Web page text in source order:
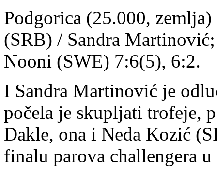
Podgorica (25.000,
(SRB) / Sandra
Nooni (SWE) 7:6(5), 6:2.
I Sandra Martinović je
počela je skupljati trofeje,
Dakle, ona i Neda Kozić
finalu parova challengera